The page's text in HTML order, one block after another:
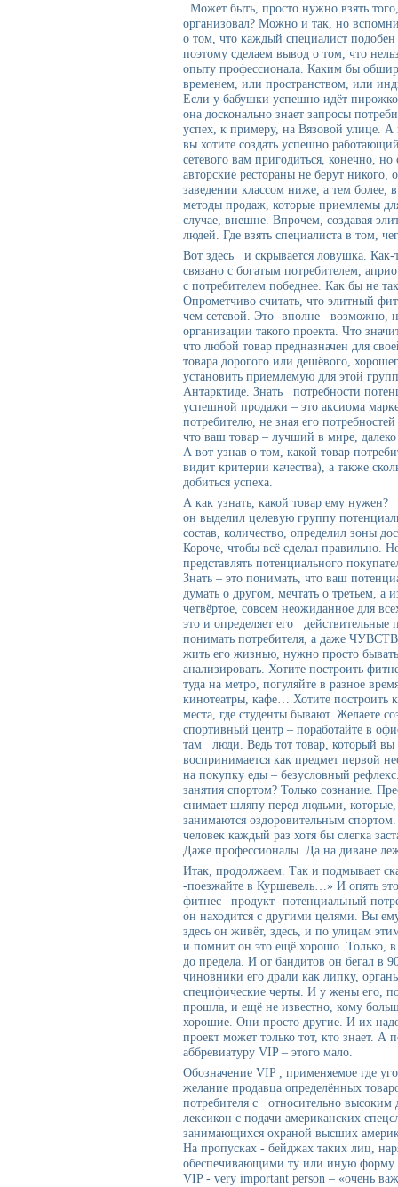
Может быть, просто нужно взять
организовал? Можно и так, но
о том, что каждый специалист
поэтому сделаем вывод о том, что
опыту профессионала. Каким бы
временем, или пространством, или
Если у бабушки успешно идёт
она досконально знает запросы
успех, к примеру, на Вязовой улице.
вы хотите создать успешно
сетевого вам пригодиться, конечно,
авторские рестораны не берут
заведении классом ниже, а тем более,
методы продаж, которые приемлемы
случае, внешне. Впрочем, создавая
людей. Где взять специалиста в том,
Вот здесь и скрывается ловушка.
связано с богатым потребителем,
с потребителем победнее. Как бы не
Опрометчиво считать, что элитный
чем сетевой. Это -вполне возможно,
организации такого проекта. Что
что любой товар предназначен для
товара дорогого или дешёвого,
установить приемлемую для этой
Антарктиде. Знать потребности
успешной продажи – это аксиома
потребителю, не зная его
что ваш товар – лучший в мире,
А вот узнав о том, какой товар
видит критерии качества), а также
добиться успеха.
А как узнать, какой товар ему
он выделил целевую группу
состав, количество, определил зоны
Короче, чтобы всё сделал правильно.
представлять потенциального
Знать – это понимать, что ваш
думать о другом, мечтать о третьем, а
четвёртое, совсем неожиданное для
это и определяет его действительные
понимать потребителя, а даже
жить его жизнью, нужно просто
анализировать. Хотите построить
туда на метро, погуляйте в разное
кинотеатры, кафе… Хотите построить
места, где студенты бывают. Желаете
спортивный центр – поработайте в
там люди. Ведь тот товар, который
воспринимается как предмет первой
на покупку еды – безусловный
занятия спортом? Только сознание.
снимает шляпу перед людьми,
занимаются оздоровительным
человек каждый раз хотя бы слегка
Даже профессионалы. Да на диване
Итак, продолжаем. Так и подмывает
-поезжайте в Куршевель…» И опять
фитнес –продукт- потенциальный
он находится с другими целями. Вы
здесь он живёт, здесь, и по улицам
и помнит он это ещё хорошо. Только,
до предела. И от бандитов он бегал в
чиновники его драли как липку,
специфические черты. И у жены его,
прошла, и ещё не известно, кому
хорошие. Они просто другие. И их
проект может только тот, кто знает.
аббревиатуру VIP – этого мало.
Обозначение VIP , применяемое где
желание продавца определённых
потребителя с относительно
лексикон с подачи американских
занимающихся охраной высших
На пропусках - бейджах таких лиц,
обеспечивающими ту или иную форму
VIP - very important person – «очень